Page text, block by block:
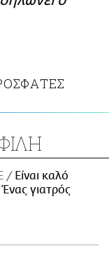
Είναι καλό
γιατρός